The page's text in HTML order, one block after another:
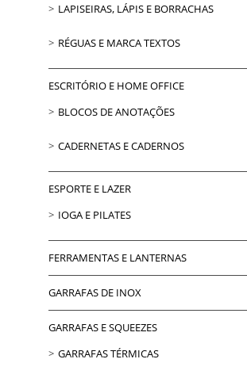
LAPISEIRAS, LÁPIS E BORRACHAS
RÉGUAS E MARCA TEXTOS
ESCRITÓRIO E HOME OFFICE
BLOCOS DE ANOTAÇÕES
CADERNETAS E CADERNOS
ESPORTE E LAZER
IOGA E PILATES
FERRAMENTAS E LANTERNAS
GARRAFAS DE INOX
GARRAFAS E SQUEEZES
GARRAFAS TÉRMICAS